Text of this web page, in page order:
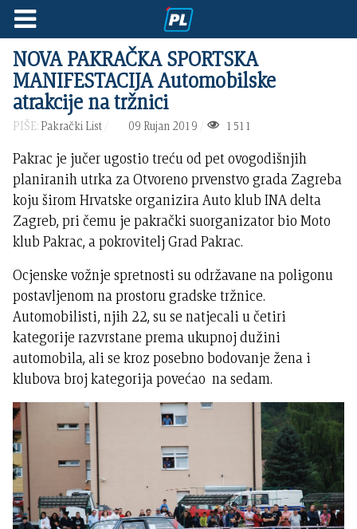
NOVA PAKRAČKA SPORTSKA
MANIFESTACIJA Automobilske
atrakcije na tržnici
PIŠE: Pakrački List 09 Rujan 2019 1511
Pakrac je jučer ugostio treću od pet ovogodišnjih
planiranih utrka za Otvoreno prvenstvo grada Zagreba
koju širom Hrvatske organizira Auto klub INA delta
Zagreb, pri čemu je pakrački suorganizator bio Moto
klub Pakrac, a pokrovitelj Grad Pakrac.
Ocjenske vožnje spretnosti su održavane na poligonu
postavljenom na prostoru gradske tržnice.
Automobilisti, njih 22, su se natjecali u četiri
kategorije razvrstane prema ukupnoj dužini
automobila, ali se kroz posebno bodovanje žena i
klubova broj kategorija povećao na sedam.